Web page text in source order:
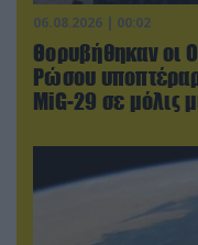
06.08.2026 | 00:02
Θορυβήθηκαν οι
Ρώσου
MiG-29 σε μόλις